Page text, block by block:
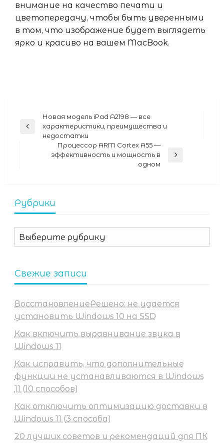
внимание на качество печати и
цветопередачу, чтобы быть уверенными
в том, что изображение будет выглядеть
ярко и красиво на вашем MacBook.
Навигация
по
записям
Previous
Новая модель iPad A2198 — все
характеристики, преимущества и
недостатки
Процессор ARM Cortex A55 —
эффективность и мощность в
одном
Рубрики
Рубрики
Свежие записи
ВосстановлениеРешено: не удается
установить Windows 10 на SSD
Как включить выравнивание звука в
Windows 11
Как исправить, что дополнительные
функции не устанавливаются в Windows
11 (10 способов)
Как отключить оптимизацию доставки в
Windows 11 (3 способа)
20 лучших советов и рекомендаций для ПК